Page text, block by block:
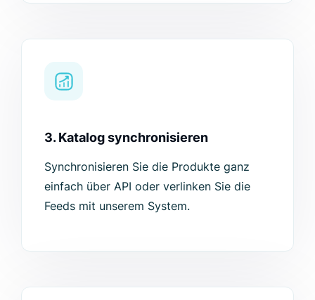
3. Katalog synchronisieren
Synchronisieren Sie die Produkte ganz
einfach über API oder verlinken Sie die
Feeds mit unserem System.